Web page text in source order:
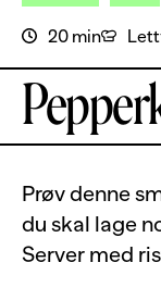
20 min Lett
Prøv denne
du skal lage
Server med